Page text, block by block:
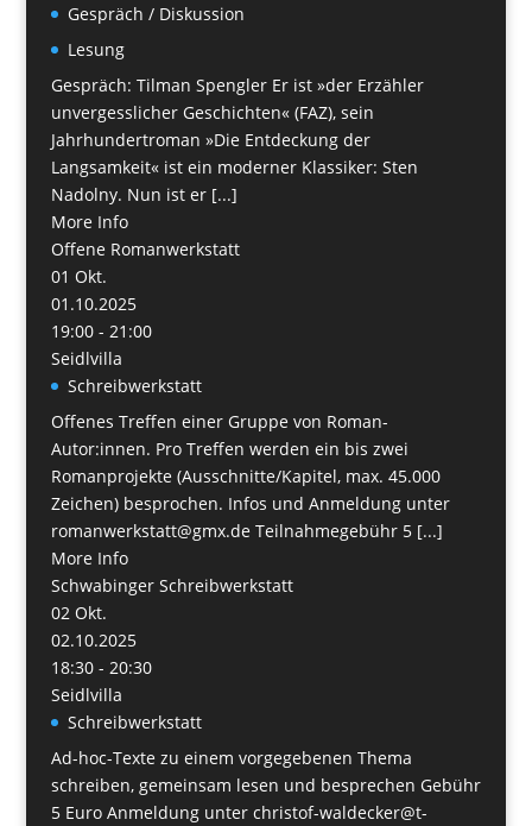
Gespräch / Diskussion
Lesung
Gespräch: Tilman Spengler Er ist »der Erzähler
unvergesslicher Geschichten« (FAZ), sein
Jahrhundertroman »Die Entdeckung der
Langsamkeit« ist ein moderner Klassiker: Sten
Nadolny. Nun ist er [...]
More Info
Offene Romanwerkstatt
01 Okt.
01.10.2025
19:00 - 21:00
Seidlvilla
Schreibwerkstatt
Offenes Treffen einer Gruppe von Roman-
Autor:innen. Pro Treffen werden ein bis zwei
Romanprojekte (Ausschnitte/Kapitel, max. 45.000
Zeichen) besprochen. Infos und Anmeldung unter
romanwerkstatt@gmx.de Teilnahmegebühr 5 [...]
More Info
Schwabinger Schreibwerkstatt
02 Okt.
02.10.2025
18:30 - 20:30
Seidlvilla
Schreibwerkstatt
Ad-hoc-Texte zu einem vorgegebenen Thema
schreiben, gemeinsam lesen und besprechen Gebühr
5 Euro Anmeldung unter christof-waldecker@t-